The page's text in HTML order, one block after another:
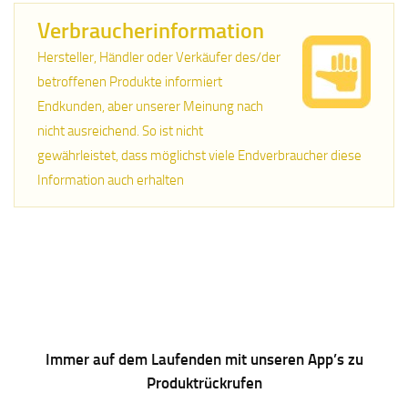
Verbraucherinformation
Hersteller, Händler oder Verkäufer des/der
betroffenen Produkte informiert
Endkunden, aber unserer Meinung nach
nicht ausreichend. So ist nicht
gewährleistet, dass möglichst viele Endverbraucher diese
Information auch erhalten
Immer auf dem Laufenden mit unseren App’s zu
Produktrückrufen